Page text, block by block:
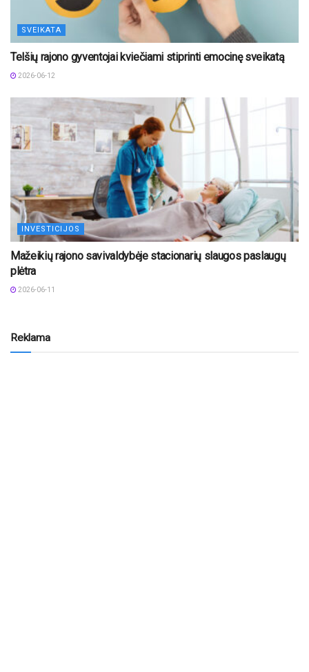
SVEIKATA
Telšių rajono gyventojai kviečiami stiprinti emocinę sveikatą
2026-06-12
INVESTICIJOS
Mažeikių rajono savivaldybėje stacionarių slaugos paslaugų
plėtra
2026-06-11
Reklama